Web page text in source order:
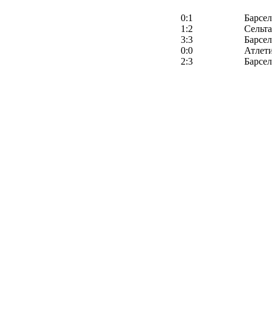
0:1
1:2
Сельта
3:3
0:0
2:3